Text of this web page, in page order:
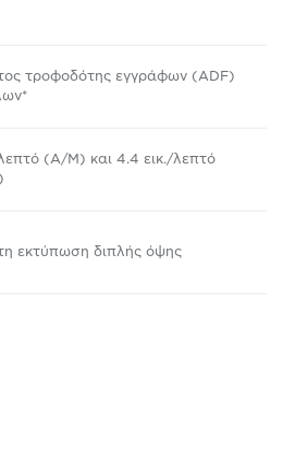
τροφοδότης εγγράφων (ADF)
(Α/Μ) και 4.4 εικ./λεπτό
εκτύπωση διπλής όψης